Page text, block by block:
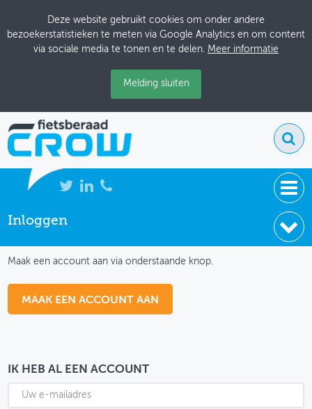
Deze website gebruikt cookies om onder andere
bezoekerstatistieken te meten via Google Analytics en om content
via sociale media te tonen en te delen. Meer informatie
Melding sluiten
NIEUWS
THEMASITES
MIJN PROFIEL
Inloggen
Maak een account aan via onderstaande knop.
MAAK EEN ACCOUNT AAN
IK HEB AL EEN ACCOUNT